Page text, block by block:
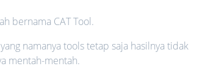
bernama CAT Tool.
namanya tools tetap saja hasilnya tidak
mentah-mentah.